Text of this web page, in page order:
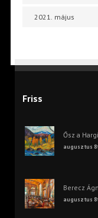
2021. május
Friss
Ősz a
augusztus
Berecz
augusztus